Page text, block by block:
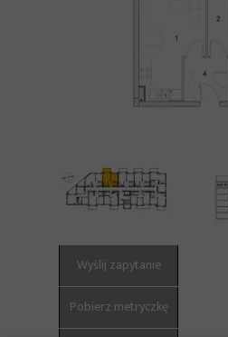
Wyślij zapytanie
Pobierz metryczkę